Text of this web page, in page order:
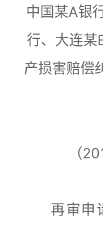
中国某A银
行、大连某
产损害赔偿
（
再审申请